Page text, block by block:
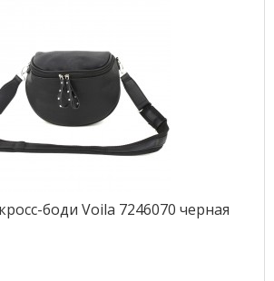
боди Voila 7246070 черная